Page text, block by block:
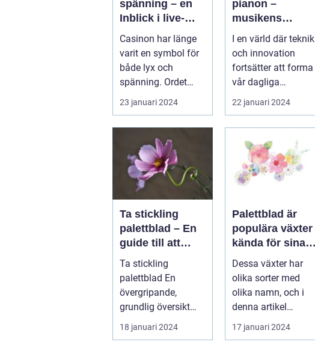
spänning – en
Inblick i live-
casino
Casinon har länge
varit en symbol för
både lyx och
spänning. Ordet
"casino" fra...
23 januari 2024
pianon –
musikens
automatiska
framtid
I en värld där teknik
och innovation
fortsätter att forma
vår dagliga
tillvaro,...
22 januari 2024
Ta stickling
palettblad – En
guide till att
föröka denna
populära växt
Ta stickling
palettblad En
övergripande,
grundlig översikt
över "ta stickling
18 januari 2024
Palettblad är
populära växter
kända för sina
färgglada blad
och dekorativa
utseende
Dessa växter har
olika sorter med
olika namn, och i
denna artikel
kommer vi att
utforska olika
17 januari 2024